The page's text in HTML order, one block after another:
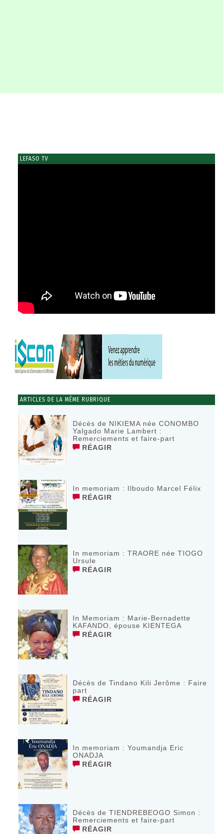
LEFASO TV
ARTICLES DE LA MÊME RUBRIQUE
Décès de NIKIEMA née CONOMBO
Yalgado Marie Lambert :
Remerciements et faire-part
RÉAGIR
In memoriam : Ilboudo Marcel Félix
RÉAGIR
In memoriam : TRAORE née TIOGO
Ursule
RÉAGIR
In Memoriam : Marie-Bernadette
KAFANDO, épouse KIENTEGA
RÉAGIR
Décès de Tindano Kili Jerôme : Faire
part
RÉAGIR
In memoriam : Youmandja Eric
ONADJA
RÉAGIR
Décès de TIENDREBEOGO Simon :
Remerciements et faire-part
RÉAGIR